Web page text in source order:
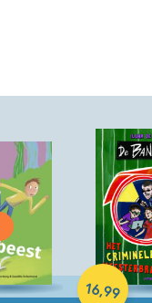
16,99
Hardcover